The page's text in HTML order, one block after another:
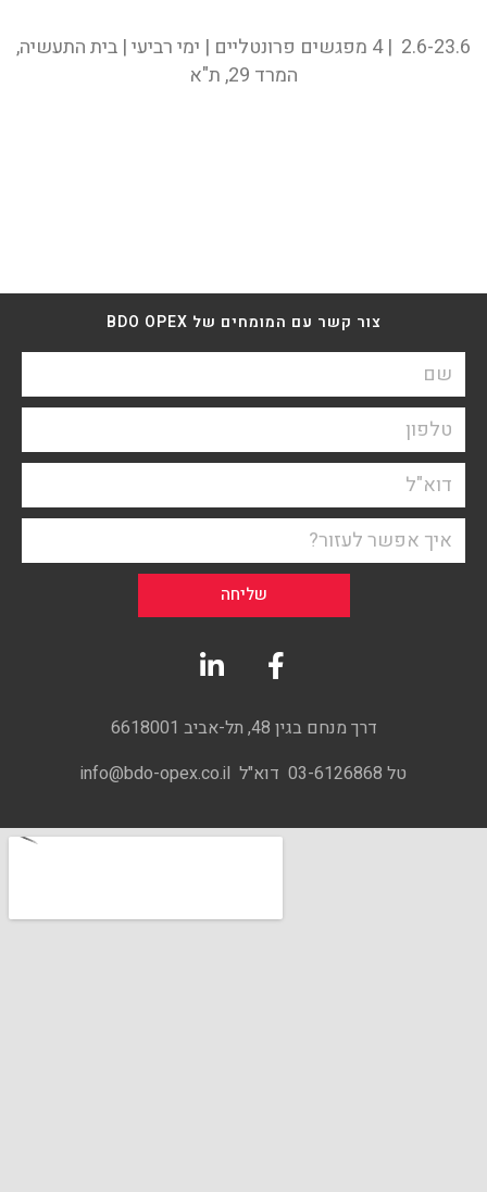
2.6-23.6 | 4 מפגשים פרונטליים | ימי רביעי | בית התעשיה,
המרד 29, ת"א
צור קשר עם המומחים של BDO OPEX
שליחה
דרך מנחם בגין 48, תל-אביב 6618001
טל 03-6126868 דוא"ל info@bdo-opex.co.il